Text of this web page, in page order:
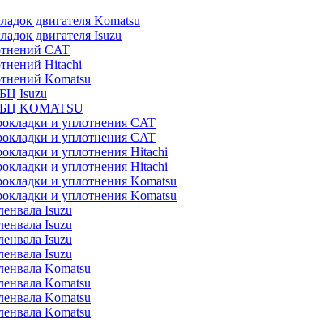
двигателя Komatsu
двигателя Isuzu
CAT
Hitachi
Komatsu
Isuzu
KOMATSU
и уплотнения CAT
и уплотнения CAT
и уплотнения Hitachi
и уплотнения Hitachi
и уплотнения Komatsu
и уплотнения Komatsu
Isuzu
Isuzu
Isuzu
Isuzu
Komatsu
Komatsu
Komatsu
Komatsu